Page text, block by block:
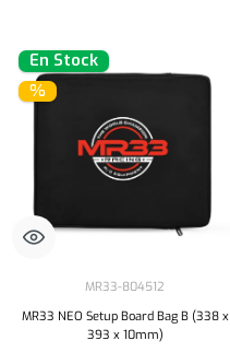
En Stock
%
MR33-804512
MR33 NEO Setup Board Bag B (338 x
393 x 10mm)